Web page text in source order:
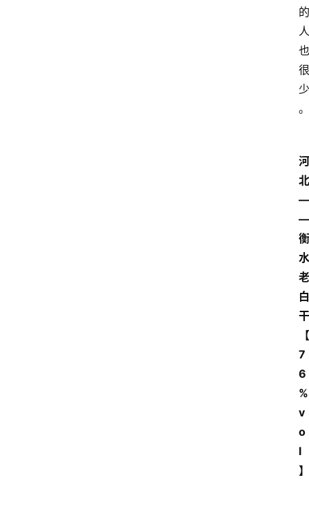
的
人
也
很
少
。
河
北
—
—
衡
水
老
白
干
【
7
6
%
v
o
l
】